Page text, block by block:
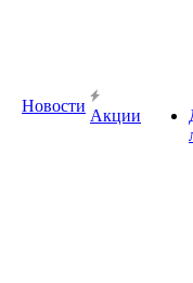
Новости
Акции